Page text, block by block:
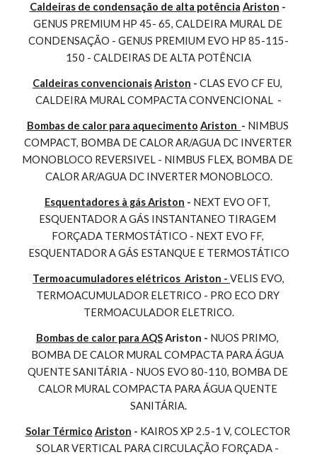
Caldeiras de condensação de alta potência Ariston
GENUS PREMIUM HP 45- 65, CALDEIRA MURAL DE
CONDENSAÇÃO - GENUS PREMIUM EVO HP 85-115-
150 - CALDEIRAS DE ALTA POTÊNCIA
Caldeiras convencionaisAriston - CLAS EVO CF EU,
CALDEIRA MURAL COMPACTA CONVENCIONAL  -
Bombas de calor para aquecimento Ariston - NIMBUS
COMPACT, BOMBA DE CALOR AR/AGUA DC INVERTER
MONOBLOCO REVERSIVEL - NIMBUS FLEX, BOMBA DE
CALOR AR/AGUA DC INVERTER MONOBLOCO.
Esquentadores à gás Ariston - NEXT EVO OFT,
ESQUENTADOR A GÁS INSTANTANEO TIRAGEM
FORÇADA TERMOSTÁTICO - NEXT EVO FF,
ESQUENTADOR A GÁS ESTANQUE E TERMOSTÁTICO
Termoacumuladores elétricos  Ariston - VELIS EVO,
TERMOACUMULADOR ELETRICO - PRO ECO DRY
TERMOACULADOR ELETRICO.
Bombas de calor para AQS Ariston - NUOS PRIMO,
BOMBA DE CALOR MURAL COMPACTA PARA ÁGUA
QUENTE SANITÁRIA - NUOS EVO 80-110, BOMBA DE
CALOR MURAL COMPACTA PARA ÁGUA QUENTE
SANITÁRIA.
Solar Térmico Ariston - KAIROS XP 2.5-1 V, COLECTOR
SOLAR VERTICAL PARA CIRCULAÇÃO FORÇADA -